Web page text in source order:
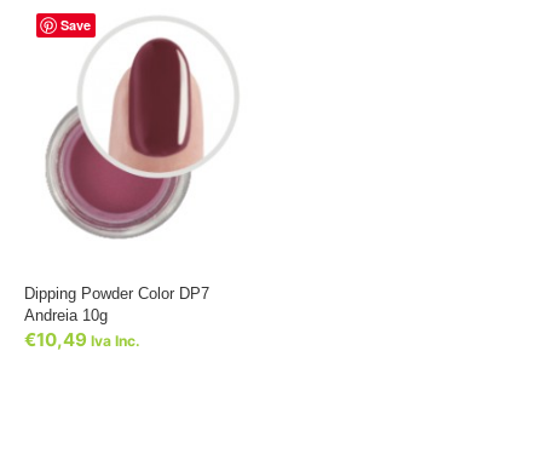
Save
Dipping Powder Color DP7
Andreia 10g
€10,49 Iva Inc.